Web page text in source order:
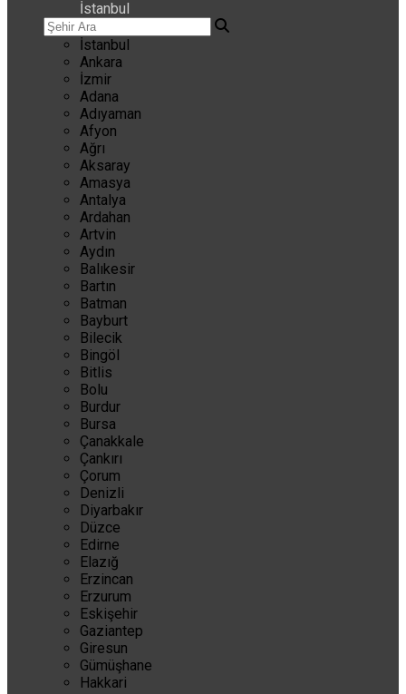
İstanbul
İstanbul
Ankara
İzmir
Adana
Adıyaman
Afyon
Ağrı
Aksaray
Amasya
Antalya
Ardahan
Artvin
Aydın
Balıkesir
Bartın
Batman
Bayburt
Bilecik
Bingöl
Bitlis
Bolu
Burdur
Bursa
Çanakkale
Çankırı
Çorum
Denizli
Diyarbakır
Düzce
Edirne
Elazığ
Erzincan
Erzurum
Eskişehir
Gaziantep
Giresun
Gümüşhane
Hakkari